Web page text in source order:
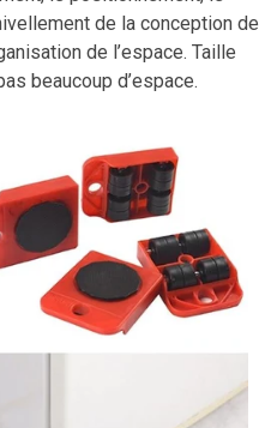
de la conception de
de l’espace. Taille
beaucoup d’espace.